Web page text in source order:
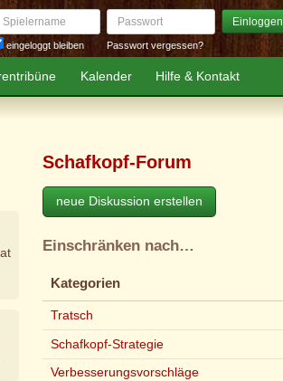
eingeloggt bleiben
Passwort Einloggen
Passwort vergessen?
Kalender Hilfe & Kontakt
Schafkopf-Forum
neue Diskussion erstellen
Einschränken nach…
Kategorien
Tratsch
Schafkopf-Strategie
Verbesserungsvorschläge